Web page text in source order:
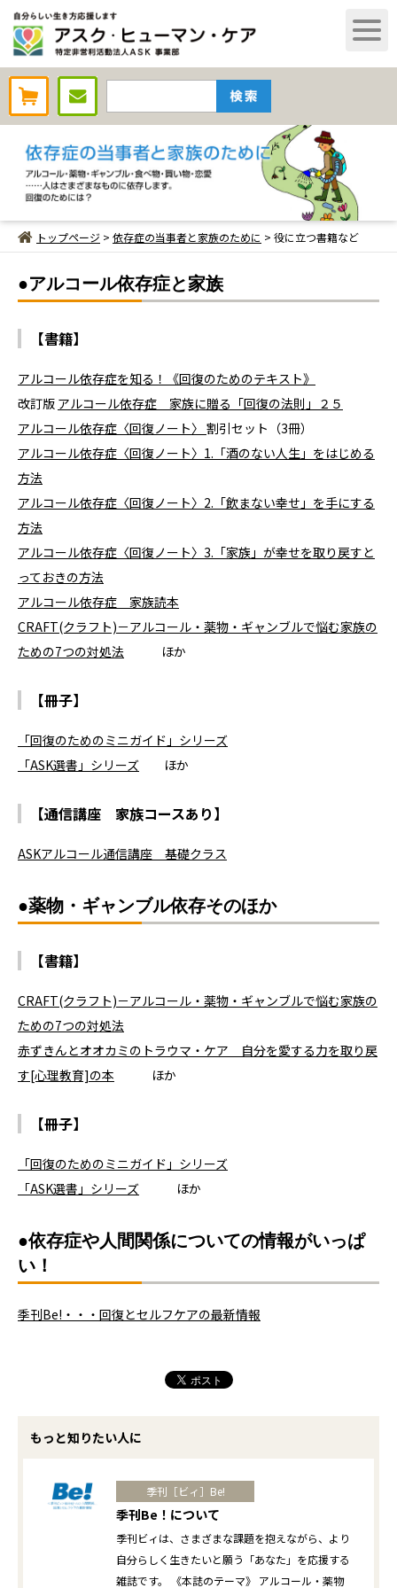
AHCオンラインショップ
トップページ > 依存症の当事者と家族のために > 役に立つ書籍など
●アルコール依存症と家族
【書籍】
アルコール依存症を知る！《回復のためのテキスト》
改訂版 アルコール依存症 家族に贈る「回復の法則」２５
アルコール依存症〈回復ノート〉 割引セット（3冊）
アルコール依存症〈回復ノート〉1.「酒のない人生」をはじめる
方法
アルコール依存症〈回復ノート〉2.「飲まない幸せ」を手にする
方法
アルコール依存症〈回復ノート〉3.「家族」が幸せを取り戻すと
っておきの方法
アルコール依存症 家族読本
CRAFT(クラフト)－アルコール・薬物・ギャンブルで悩む家族の
ための7つの対処法 ほか
【冊子】
「回復のためのミニガイド」シリーズ
「ASK選書」シリーズ ほか
【通信講座 家族コースあり】
ASKアルコール通信講座 基礎クラス
●薬物・ギャンブル依存そのほか
【書籍】
CRAFT(クラフト)－アルコール・薬物・ギャンブルで悩む家族の
ための7つの対処法
赤ずきんとオオカミのトラウマ・ケア 自分を愛する力を取り戻
す[心理教育]の本 ほか
【冊子】
「回復のためのミニガイド」シリーズ
「ASK選書」シリーズ ほか
●依存症や人間関係についての情報がいっぱ
い！
季刊Be!・・・回復とセルフケアの最新情報
もっと知りたい人に
季刊［ビィ］Be!
季刊Be！について
季刊ビィは、さまざまな課題を抱えながら、より
自分らしく生きたいと願う「あなた」を応援する
雑誌です。 《本誌のテーマ》 アルコール・薬物